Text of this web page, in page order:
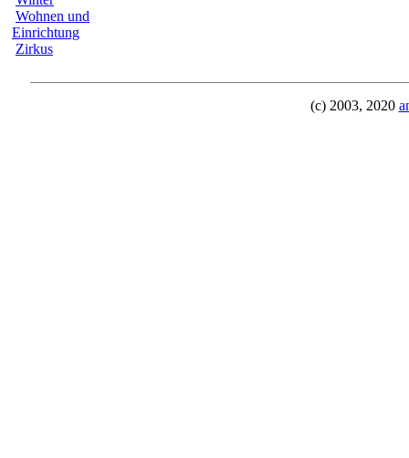
Wohnen und
Einrichtung
Zirkus
(c) 2003, 2020